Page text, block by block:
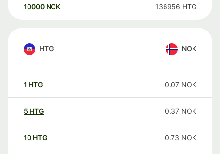
10000 NOK 136956 HTG
HTG NOK
1 HTG 0.07 NOK
5 HTG 0.37 NOK
10 HTG 0.73 NOK